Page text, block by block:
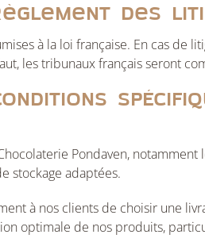
des
à la loi française. En cas de
les tribunaux français seront
Pondaven,
stockage adaptées.
à nos clients de choisir une
optimale de nos produits,